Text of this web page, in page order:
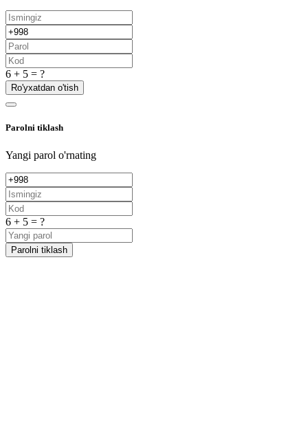
6 + 5 = ?
Ro'yxatdan o'tish
Parolni tiklash
Yangi parol o'rnating
6 + 5 = ?
Parolni tiklash